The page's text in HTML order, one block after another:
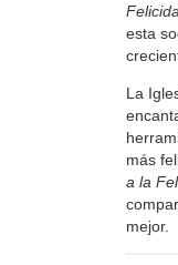
esta
La
más
a la
mejor.